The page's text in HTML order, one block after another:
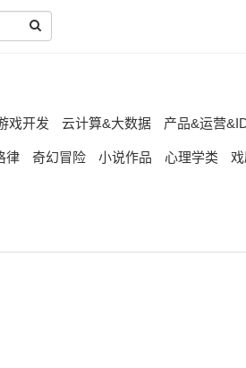
戏开发 云计算&大数据 产品&运营
律 奇幻冒险 小说作品 心理学类